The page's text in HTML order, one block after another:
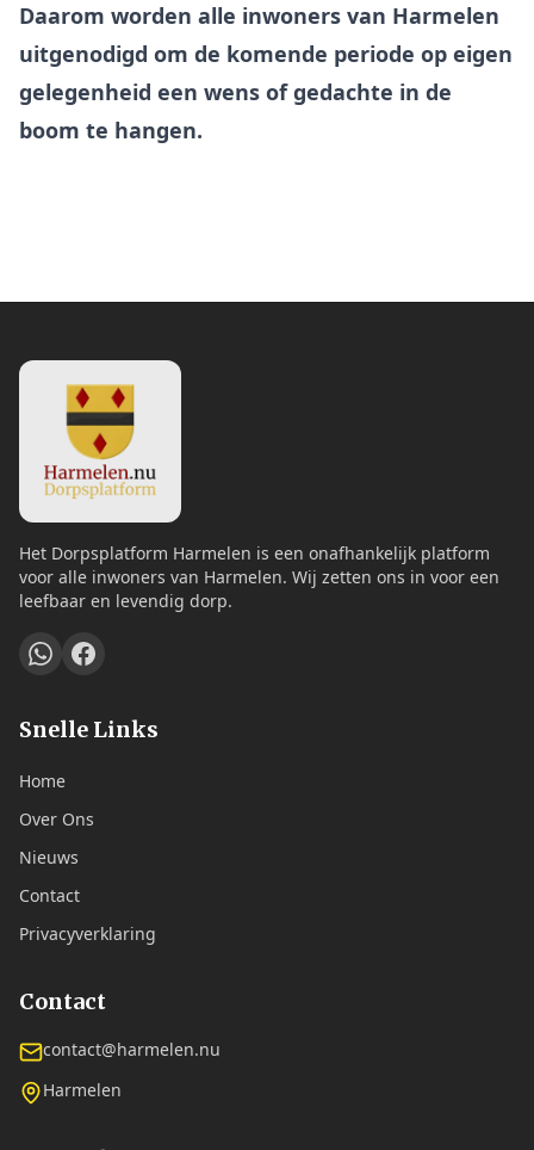
Daarom worden alle inwoners van Harmelen
uitgenodigd om de komende periode op eigen
gelegenheid een wens of gedachte in de
boom te hangen.
Het Dorpsplatform Harmelen is een onafhankelijk platform
voor alle inwoners van Harmelen. Wij zetten ons in voor een
leefbaar en levendig dorp.
Snelle Links
Home
Over Ons
Nieuws
Contact
Privacyverklaring
Contact
contact@harmelen.nu
Harmelen